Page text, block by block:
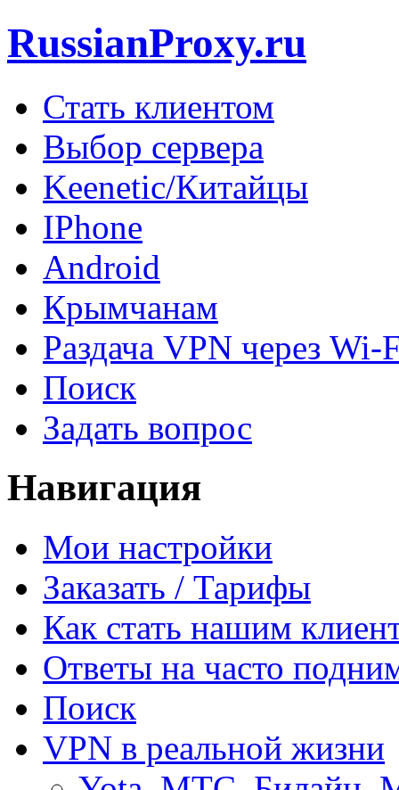
RussianProxy.ru
Стать клиентом
Выбор сервера
Keenetic/Китайцы
IPhone
Android
Крымчанам
Раздача VPN через Wi-
Поиск
Задать вопрос
Навигация
Мои настройки
Заказать / Тарифы
Как стать нашим
Ответы на часто
Поиск
VPN в реальной жизни